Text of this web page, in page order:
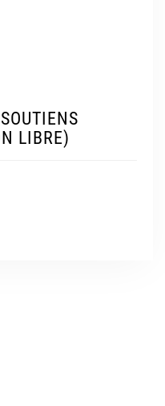
LIBRE)